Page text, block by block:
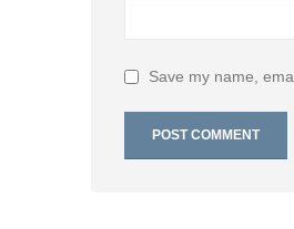
Save my name,